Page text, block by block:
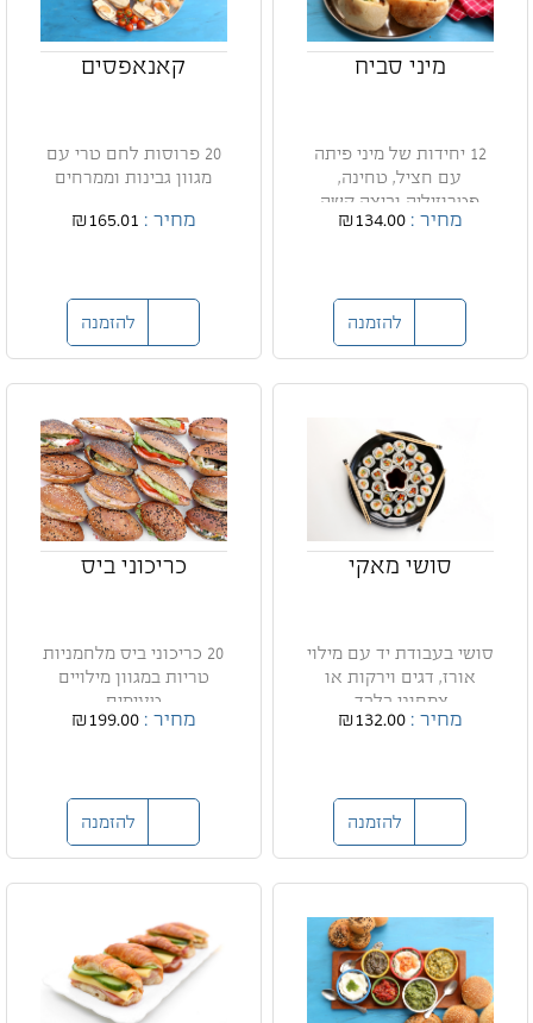
מיני סביח
12 יחידות של מיני פיתה
עם חציל, טחינה,
פטרוזיליה וביצה קשה
מחיר :₪134.00
להזמנה
קאנאפסים
20 פרוסות לחם טרי עם
מגוון גבינות וממרחים
מחיר : ₪165.01
להזמנה
סושי מאקי
סושי בעבודת יד עם מילוי
אורז, דגים וירקות או
צמחוני בלבד.
מחיר :₪132.00
להזמנה
כריכוני ביס
20 כריכוני ביס מלחמניות
טריות במגוון מילויים
טעימים
מחיר :₪199.00
להזמנה